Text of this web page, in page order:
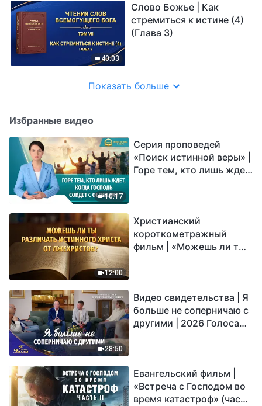
40:03
Слово Божье | Как
стремиться к истине (4)
(Глава 3)
Показать больше
Избранные видео
10:17
Серия проповедей
«Поиск истинной веры» |
Горе тем, кто лишь ждет,
12:00
Христианский
короткометражный
фильм | «Можешь ли ты
28:50
Видео свидетельства | Я
больше не соперничаю с
другими | 2026 Голоса
Евангельский фильм |
«Встреча с Господом во
время катастроф» (часть